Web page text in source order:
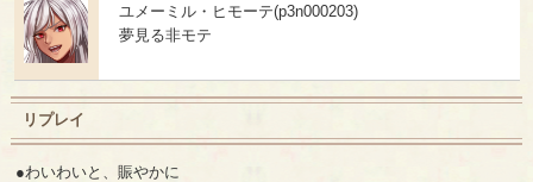
ユメーミル・ヒモーテ(p3n000203)
夢見る非モテ
リプレイ
●わいわいと、賑やかに